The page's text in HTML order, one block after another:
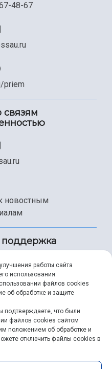
48-67
priem
связям
новостным
поддержка
49-99
работы сайта
использования.
файлов cookies
об обработке и защите
подтверждаете, что были
файлов cookies сайтом
положением об обработке и
отключить файлы cookies в